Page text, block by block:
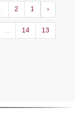
‹
1
2
13
14
...